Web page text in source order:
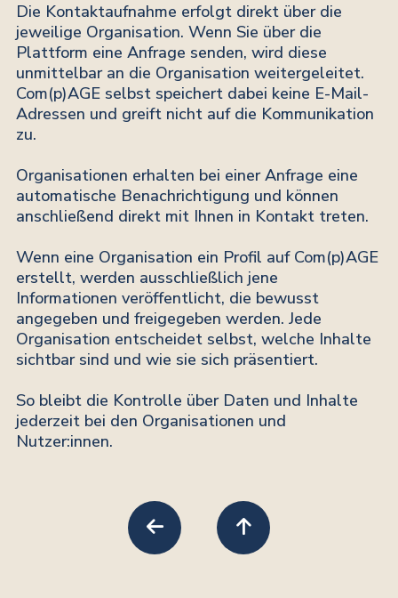
Die Kontaktaufnahme erfolgt direkt über die
jeweilige Organisation. Wenn Sie über die
Plattform eine Anfrage senden, wird diese
unmittelbar an die Organisation weitergeleitet.
Com(p)AGE selbst speichert dabei keine E-Mail-
Adressen und greift nicht auf die Kommunikation
zu.
Organisationen erhalten bei einer Anfrage eine
automatische Benachrichtigung und können
anschließend direkt mit Ihnen in Kontakt treten.
Wenn eine Organisation ein Profil auf Com(p)AGE
erstellt, werden ausschließlich jene
Informationen veröffentlicht, die bewusst
angegeben und freigegeben werden. Jede
Organisation entscheidet selbst, welche Inhalte
sichtbar sind und wie sie sich präsentiert.
So bleibt die Kontrolle über Daten und Inhalte
jederzeit bei den Organisationen und
Nutzer:innen.